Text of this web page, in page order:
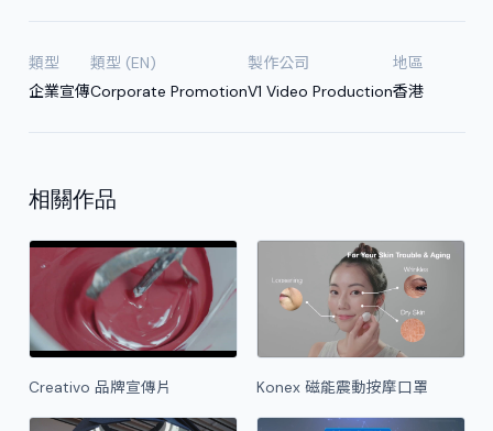
類型
企業宣傳
類型 (EN)
Corporate Promotion
製作公司
V1 Video Production
地區
香港
相關作品
Creativo 品牌宣傳片 Konex 磁能震動按摩口罩